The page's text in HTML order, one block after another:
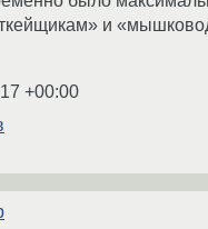
и
+00:00